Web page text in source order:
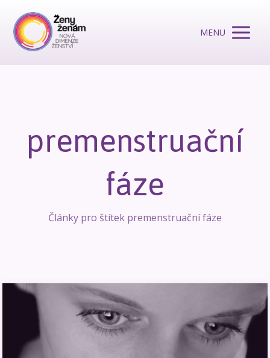
MENU
premenstruační
fáze
Články pro štítek premenstruační fáze